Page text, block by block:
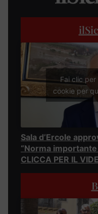
Fai clic
cookie per
Sala d’Ercole
“Norma
CLICCA PER IL